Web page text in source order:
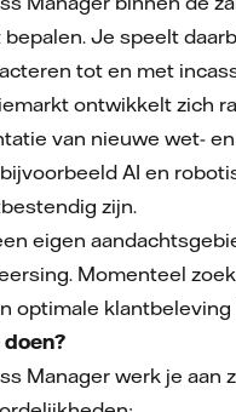
Je speelt
tot en met
ontwikkelt zich
van nieuwe wet-
AI en
zijn.
eigen
Momenteel
optimale
doen?
Manager werk je aan